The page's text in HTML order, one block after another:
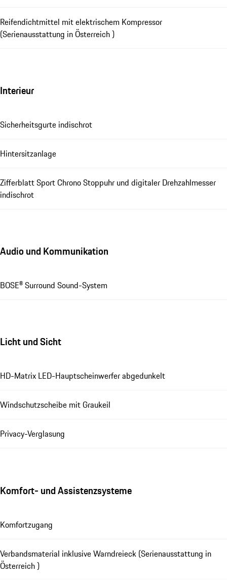
Reifendichtmittel mit elektrischem Kompressor
(Serienausstattung in Österreich )
Interieur
Sicherheitsgurte indischrot
Hintersitzanlage
Zifferblatt Sport Chrono Stoppuhr und digitaler Drehzahlmesser
indischrot
Audio und Kommunikation
BOSE® Surround Sound-System
Licht und Sicht
HD-Matrix LED-Hauptscheinwerfer abgedunkelt
Windschutzscheibe mit Graukeil
Privacy-Verglasung
Komfort- und Assistenzsysteme
Komfortzugang
Verbandsmaterial inklusive Warndreieck (Serienausstattung in
Österreich )